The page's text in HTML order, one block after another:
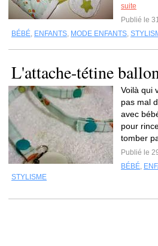
suite
Publié le
BÉBÉ, ENFANTS, MODE ENFANTS,
L'attache-tétine
Voilà qui
pas mal
avec
pour
tomber
Publié le
BÉBÉ,
STYLISME